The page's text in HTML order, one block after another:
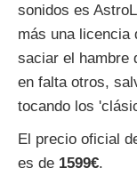
sonidos es
más una licencia
saciar el hambre
en falta otros,
tocando los
El precio oficial
es de 1599€.